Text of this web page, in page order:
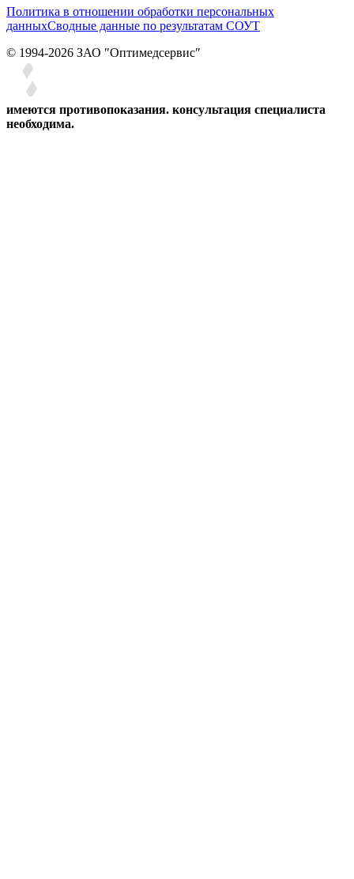
Политика в отношении обработки персональных
данныхСводные данные по результатам СОУТ
© 1994-2026 ЗАО ″Оптимедсервис″
имеются противопоказания. консультация специалиста
необходима.